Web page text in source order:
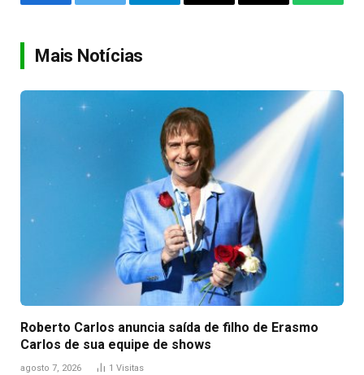
FacebookTwitter TelegramEmail
Copy
Mais Notícias
Roberto Carlos anuncia saída de filho de Erasmo
Carlos de sua equipe de shows
agosto 7, 2026 1 Visitas